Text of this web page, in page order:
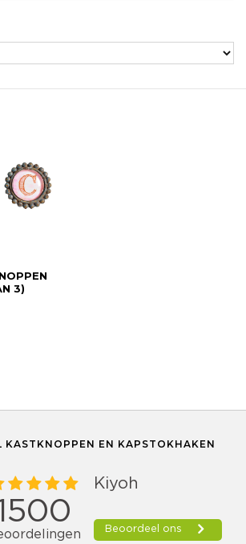
3)
KASTKNOPPEN EN KAPSTOKHAKEN